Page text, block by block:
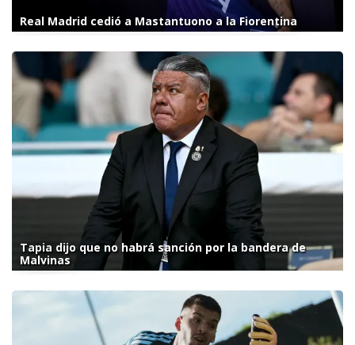
Real Madrid cedió a Mastantuono a la Fiorentina
Tapia dijo que no habrá sanción por la bandera de
Malvinas